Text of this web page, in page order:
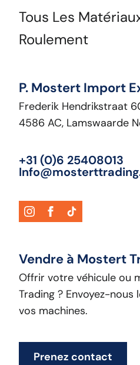
Tous Les
Roulement
P. Mostert Import
Frederik Hendrikstraat
4586 AC, Lamswaarde
+31 (0)6 25408013
Vendre à Mostert
Offrir votre véhicule ou
Trading ? Envoyez-
vos machines.
Prenez contact